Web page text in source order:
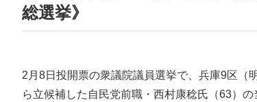
総選挙》
2月8日投開票の衆議院議員選挙で、兵庫9区（
ら立候補した自民党前職・西村康稔氏（63）の